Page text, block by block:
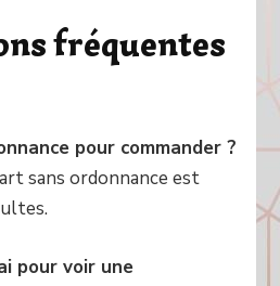
fréquentes
pour commander ?
sans ordonnance est
pour voir une